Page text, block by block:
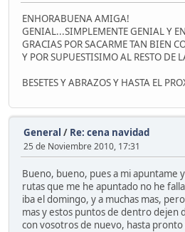
ENHORABUENA AMIGA!
GENIAL...SIMPLEMENTE GENIAL Y
GRACIAS POR SACARME TAN BIEN
Y POR SUPUESTISIMO AL RESTO DE
BESETES Y ABRAZOS Y HASTA EL
General / Re: cena navidad
25 de Noviembre 2010, 17:31
Bueno, bueno, pues a mi apuntame
rutas que me he apuntado no he
iba el domingo, y a muchas mas,
mas y estos puntos de dentro dejen
con vosotros de nuevo, hasta